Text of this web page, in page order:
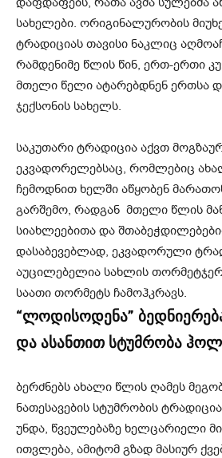
სახელები. ორიგინალურობის
ტრადიციას თავისი ნაკლიც
რამდენიმე წლის წინ, ერთ-ერთი
მთელი წელი ატარებდნენ ერთსა
ჯექსონის სახელს.
საკუთარი ტრადიცია აქვთ
ეკვადორელებსაც, რომლებიც
ჩემოდნით ხელში აწყობენ
გარშემო, რადგან მთელი წლის
სიახლეებითა და
დასაბევებლად, ეკვადორული
აუცილებელია სახლის თორმეტჯერ
საათი თორმეტს ჩამოჰკრავს.
“ლოდისოდენა”
და ასანთით სტუმრობა
ბერძნებს ახალი წლის ღამეს
ნათესავების სტუმრობის
უნდა, წვეულებაზე ხელცარიელი
ითვლება, ამიტომ გზად მასიურ